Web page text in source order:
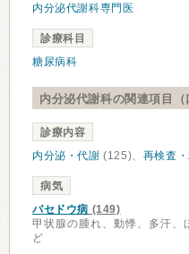
内分泌代謝科専門医
診療科目
糖尿病科
内分泌代謝科の関連項目（
診療内容
内分泌・代謝 (125)、 再検査
病気
バセドウ病 (149)
甲状腺の腫れ、動悸、多汗、
ど